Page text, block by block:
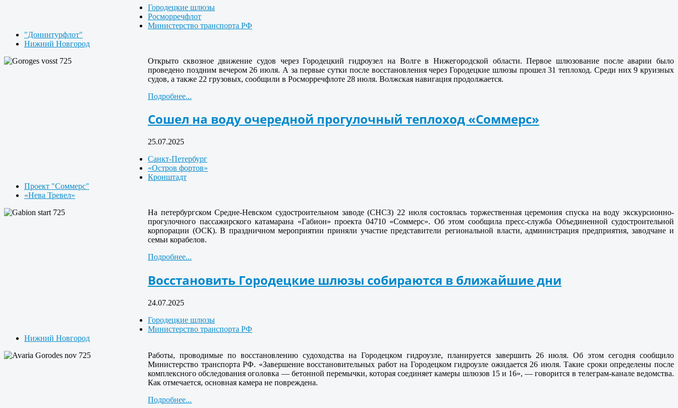
Городецкие шлюзы
Росморречфлот
Министерство транспорта РФ
"Донинтурфлот"
Нижний Новгород
Открыто сквозное движение судов через Городецкий гидроузел на Волге в Нижегородской области. Первое шлюзование после аварии было
проведено поздним вечером 26 июля. А за первые сутки после восстановления через Городецкие шлюзы прошел 31 теплоход. Среди них 9 круизных
судов, а также 22 грузовых, сообщили в Росморречфлоте 28 июля. Волжская навигация продолжается.
Подробнее...
Сошел на воду очередной прогулочный теплоход «Соммерс»
25.07.2025
Санкт-Петербург
«Остров фортов»
Кронштадт
Проект "Соммерс"
«Нева Тревел»
На петербургском Средне-Невском судостроительном заводе (СНСЗ) 22 июля состоялась торжественная церемония спуска на воду экскурсионно-
прогулочного пассажирского катамарана «Габион» проекта 04710 «Соммерс». Об этом сообщила пресс-служба Объединенной судостроительной
корпорации (ОСК). В праздничном мероприятии приняли участие представители региональной власти, администрация предприятия, заводчане и
семьи корабелов.
Подробнее...
Восстановить Городецкие шлюзы собираются в ближайшие дни
24.07.2025
Городецкие шлюзы
Министерство транспорта РФ
Нижний Новгород
Работы, проводимые по восстановлению судоходства на Городецком гидроузле, планируется завершить 26 июля. Об этом сегодня сообщило
Министерство транспорта РФ. «Завершение восстановительных работ на Городецком гидроузле ожидается 26 июля. Такие сроки определены после
комплексного обследования оголовка — бетонной перемычки, которая соединяет камеры шлюзов 15 и 16», — говорится в телеграм-канале ведомства.
Как отмечается, основная камера не повреждена.
Подробнее...